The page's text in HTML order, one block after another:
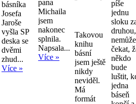
básníka
Josefa
Jaroše
vyšla SP
deska se
dvěmi
zhud...
Více »
pana
Michaila
jsem
nakonec
splnila.
Napsala...
Více »
Takovou
knihu
básní
jsem ještě
nikdy
neviděl.
Má
formát
píše
jednu
sloku
druhou,
nemůže
čekat,
někdo
bude
luštit,
jedna
báseň